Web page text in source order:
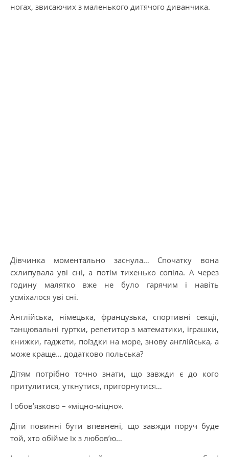
ногах, звисаючих з маленького дитячого диванчика.
Дівчинка моментально заснула… Спочатку вона
схлипувала уві сні, а потім тихенько сопіла. А через
годину малятко вже не було гарячим і навіть
усміхалося уві сні.
Англійська, німецька, французька, спортивні секції,
танцювальні гуртки, репетитор з математики, іграшки,
книжки, гаджети, поїздки на море, знову англійська, а
може краще… додатково польська?
Дітям потрібно точно знати, що завжди є до кого
притулитися, уткнутися, пригорнутися…
І обов’язково – «міцно-міцно».
Діти повинні бути впевнені, що завжди поруч буде
той, хто обійме їх з любов’ю…